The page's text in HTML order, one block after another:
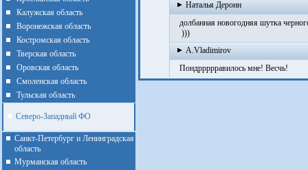
Калужская область
Воронежская область
Костромская область
Тверская область
Оровская область
Смоленская область
Тульская область
Северо-Западный ФО
Санкт-Петербург и Ленинградская
область
Мурманская область
Наталья Деронн
долбанная новогодняя шутка
)))
A.Vladimirov
Пондррррравилось мне! Весчь!